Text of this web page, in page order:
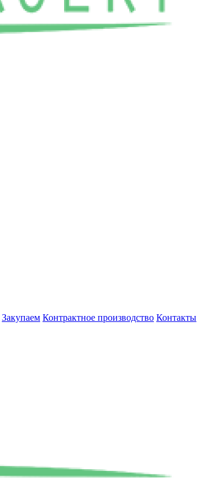
Закупаем Контрактное производство Контакты